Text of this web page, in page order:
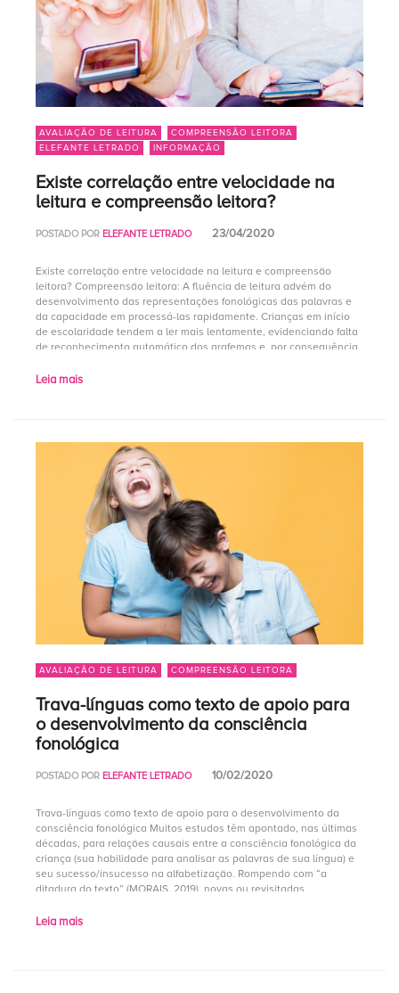
AVALIAÇÃO DE LEITURA
COMPREENSÃO LEITORA
ELEFANTE LETRADO
INFORMAÇÃO
Existe correlação entre velocidade na
leitura e compreensão leitora?
POSTADO POR ELEFANTE LETRADO 23/04/2020
Existe correlação entre velocidade na leitura e compreensão
leitora? Compreensão leitora: A fluência de leitura advém do
desenvolvimento das representações fonológicas das palavras e
da capacidade em processá-las rapidamente. Crianças em início
de escolaridade tendem a ler mais lentamente, evidenciando falta
de reconhecimento automático dos grafemas e, por consequência,
Leia mais
AVALIAÇÃO DE LEITURA COMPREENSÃO LEITORA
Trava-línguas como texto de apoio para
o desenvolvimento da consciência
fonológica
POSTADO POR ELEFANTE LETRADO 10/02/2020
Trava-línguas como texto de apoio para o desenvolvimento da
consciência fonológica Muitos estudos têm apontado, nas últimas
décadas, para relações causais entre a consciência fonológica da
criança (sua habilidade para analisar as palavras de sua língua) e
seu sucesso/insucesso na alfabetização. Rompendo com “a
ditadura do texto” (MORAIS, 2019), novas ou revisitadas
Leia mais